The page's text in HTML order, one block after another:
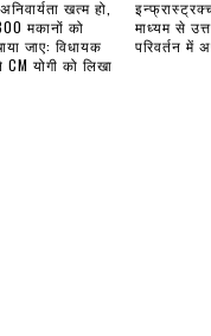
खत्म हो,
मकानों को
जाए: विधायक
योगी को लिखा
माध्यम से
परिवर्तन में